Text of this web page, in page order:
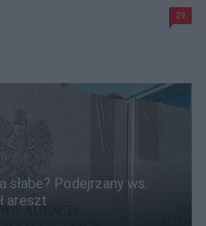
29
słabe? Podejrzany ws.
areszt